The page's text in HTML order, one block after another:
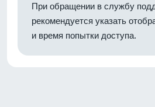
При обращении в службу
рекомендуется указать
и время попытки доступа.